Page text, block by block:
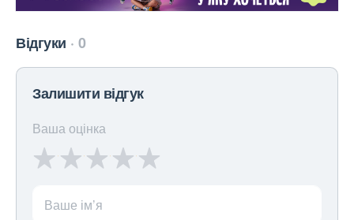
Відгуки 0
Залишити відгук
Ваша оцінка
Ваше ім’я